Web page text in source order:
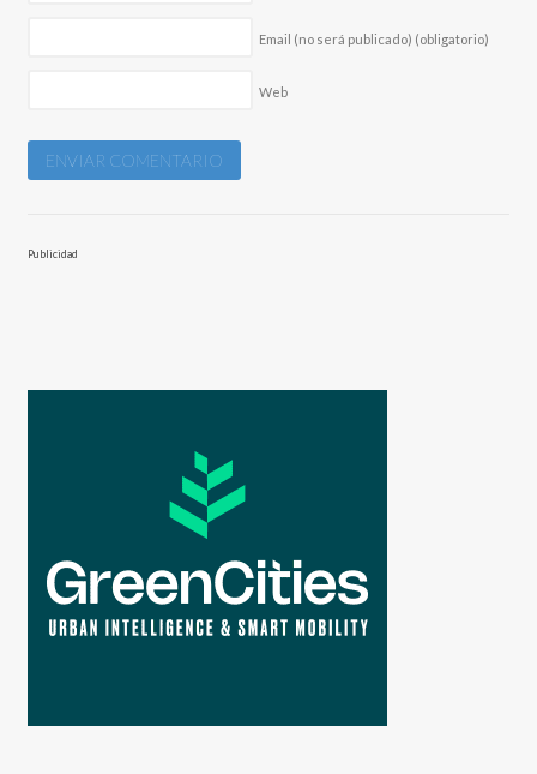
Email (no será publicado) (obligatorio)
Web
Publicidad